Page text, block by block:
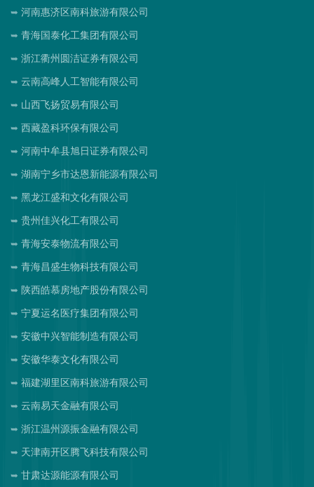
河南惠济区南科旅游有限公司
青海国泰化工集团有限公司
浙江衢州圆洁证券有限公司
云南高峰人工智能有限公司
山西飞扬贸易有限公司
西藏盈科环保有限公司
河南中牟县旭日证券有限公司
湖南宁乡市达恩新能源有限公司
黑龙江盛和文化有限公司
贵州佳兴化工有限公司
青海安泰物流有限公司
青海昌盛生物科技有限公司
陕西皓慕房地产股份有限公司
宁夏运名医疗集团有限公司
安徽中兴智能制造有限公司
安徽华泰文化有限公司
福建湖里区南科旅游有限公司
云南易天金融有限公司
浙江温州源振金融有限公司
天津南开区腾飞科技有限公司
甘肃达源能源有限公司